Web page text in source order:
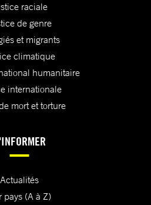
raciale
de genre
et migrants
climatique
humanitaire
internationale
mort et torture
Actualités
pays (A à Z)